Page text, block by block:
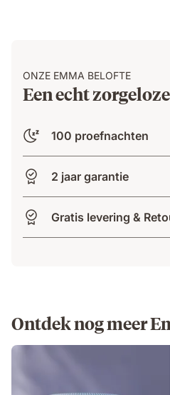
ONZE EMMA BELOFTE
Een echt
100 proefnachten
2 jaar garantie
Gratis levering &
Ontdek nog meer